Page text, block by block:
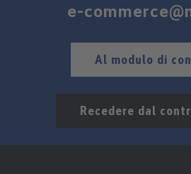
e-
Al modulo di
Recedere dal